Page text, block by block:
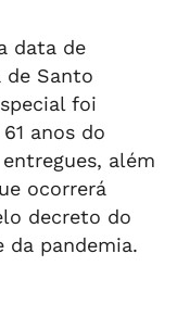
data de
de Santo
foi
anos do
além
ocorrerá
decreto do
da pandemia.